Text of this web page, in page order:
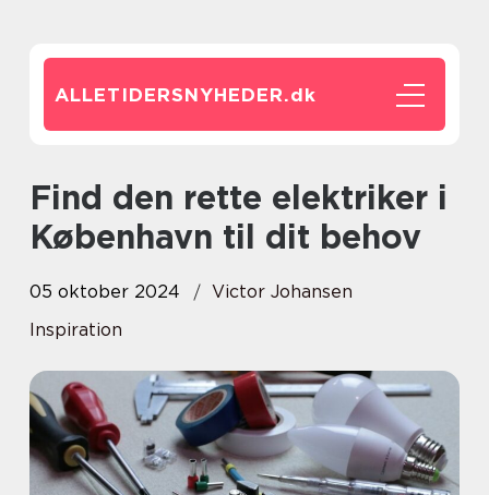
ALLETIDERSNYHEDER.dk
Find den rette elektriker i
København til dit behov
05 oktober 2024
Victor Johansen
Inspiration